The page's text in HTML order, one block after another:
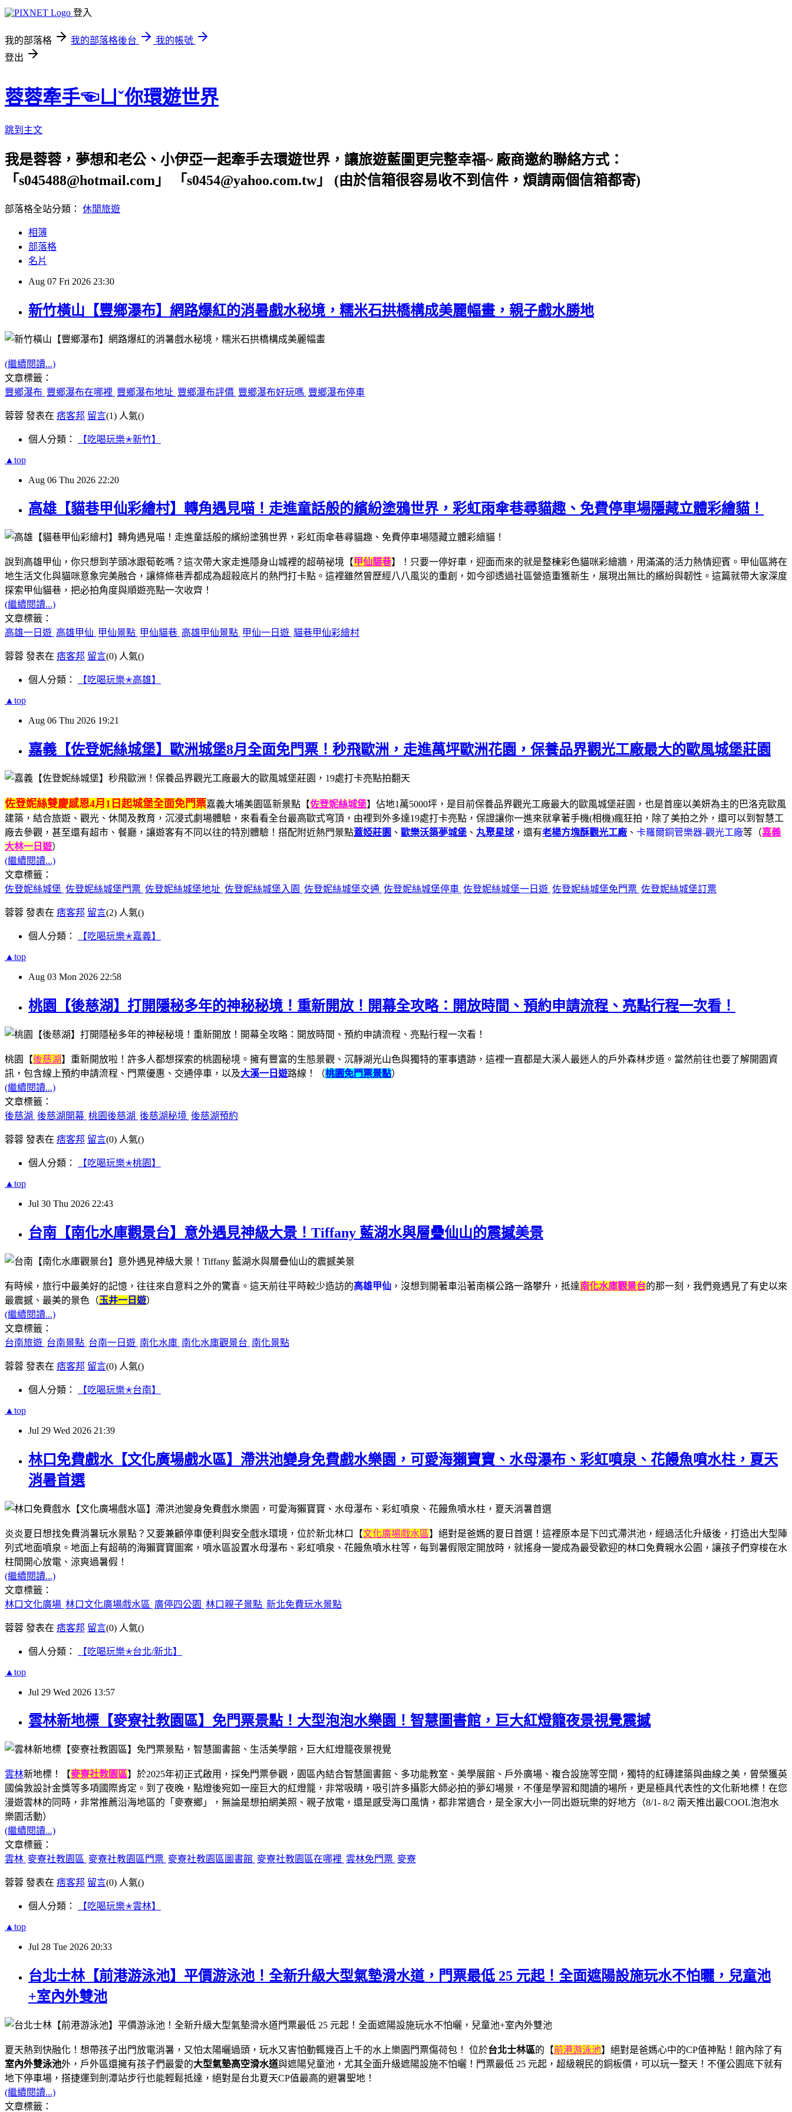
登入
我的部落格 我的部落格後台
我的帳號
登出
蓉蓉牽手☜ㄩˇ你環遊世界
跳到主文
我是蓉蓉，夢想和老公、小伊亞一起牽手去環遊世界，讓旅遊藍圖更完整幸福~ 廠商邀約聯絡方式：
「s045488@hotmail.com」 「s0454@yahoo.com.tw」 (由於信箱很容易收不到信件，煩請兩個信箱都寄)
部落格全站分類： 休閒旅遊
相簿
部落格
名片
Aug 07 Fri 2026 23:30
新竹橫山【豐鄉瀑布】網路爆紅的消暑戲水秘境，糯米石拱橋構成美麗幅畫，親子戲水勝地
(繼續閱讀...)
文章標籤：
豐鄉瀑布 豐鄉瀑布在哪裡 豐鄉瀑布地址 豐鄉瀑布評價 豐鄉瀑布好玩嗎 豐鄉瀑布停車
蓉蓉 發表在 痞客邦 留言(1) 人氣()
個人分類： 【吃喝玩樂✭新竹】
▲top
Aug 06 Thu 2026 22:20
高雄【貓巷甲仙彩繪村】轉角遇見喵！走進童話般的繽紛塗鴉世界，彩虹雨傘巷尋貓趣、免費停車場隱藏立體彩繪貓！
說到高雄甲仙，你只想到芋頭冰跟筍乾嗎？這次帶大家走進隱身山城裡的超萌祕境【甲仙貓巷】！只要一停好車，迎面而來的就是整棟彩色貓咪彩繪牆，用滿滿的活力熱情迎賓。甲仙區將在
地生活文化與貓咪意象完美融合，讓條條巷弄都成為超殺底片的熱門打卡點。這裡雖然曾歷經八八風災的重創，如今卻透過社區營造重獲新生，展現出無比的繽紛與韌性。這篇就帶大家深度
探索甲仙貓巷，把必拍角度與順遊亮點一次收齊！
(繼續閱讀...)
文章標籤：
高雄一日遊 高雄甲仙 甲仙景點 甲仙貓巷 高雄甲仙景點 甲仙一日遊 貓巷甲仙彩繪村
蓉蓉 發表在 痞客邦 留言(0) 人氣()
個人分類： 【吃喝玩樂✭高雄】
▲top
Aug 06 Thu 2026 19:21
嘉義【佐登妮絲城堡】歐洲城堡8月全面免門票！秒飛歐洲，走進萬坪歐洲花園，保養品界觀光工廠最大的歐風城堡莊園
佐登妮絲雙慶感恩4月1日起城堡全面免門票嘉義大埔美園區新景點【佐登妮絲城堡】佔地1萬5000坪，是目前保養品界觀光工廠最大的歐風城堡莊園，也是首座以美妍為主的巴洛克歐風
建築，結合旅遊、觀光、休閒及教育，沉浸式劇場體驗，來看看全台最高歐式穹頂，由裡到外多達19處打卡亮點，保證讓你一進來就拿著手機(相機)瘋狂拍，除了美拍之外，還可以到智慧工
廠去參觀，甚至還有超市、餐廳，讓遊客有不同以往的特別體驗！搭配附近熱門景點蓋婭莊園 、 歐樂沃築夢城堡 、 丸聚星球 ，還有老楊方塊酥觀光工廠 、 卡羅爾銅管樂器-觀光工廠等（嘉義
大林一日遊）
(繼續閱讀...)
文章標籤：
佐登妮絲城堡 佐登妮絲城堡門票 佐登妮絲城堡地址 佐登妮絲城堡入園 佐登妮絲城堡交通 佐登妮絲城堡停車 佐登妮絲城堡一日遊 佐登妮絲城堡免門票 佐登妮絲城堡訂票
蓉蓉 發表在 痞客邦 留言(2) 人氣()
個人分類： 【吃喝玩樂✭嘉義】
▲top
Aug 03 Mon 2026 22:58
桃園【後慈湖】打開隱秘多年的神秘秘境！重新開放！開幕全攻略：開放時間、預約申請流程、亮點行程一次看！
桃園【後慈湖】重新開放啦！許多人都想探索的桃園秘境。擁有豐富的生態景觀、沉靜湖光山色與獨特的軍事遺跡，這裡一直都是大溪人最迷人的戶外森林步道。當然前往也要了解開園資
訊，包含線上預約申請流程、門票優惠、交通停車，以及大溪一日遊路線！（桃園免門票景點）
(繼續閱讀...)
文章標籤：
後慈湖 後慈湖開幕 桃園後慈湖 後慈湖秘境 後慈湖預約
蓉蓉 發表在 痞客邦 留言(0) 人氣()
個人分類： 【吃喝玩樂✭桃園】
▲top
Jul 30 Thu 2026 22:43
台南【南化水庫觀景台】意外遇見神級大景！Tiffany 藍湖水與層疊仙山的震撼美景
有時候，旅行中最美好的記憶，往往來自意料之外的驚喜。這天前往平時較少造訪的高雄甲仙 ，沒想到開著車沿著南橫公路一路攀升，抵達南化水庫觀景台的那一刻，我們竟遇見了有史以來
最震撼、最美的景色（玉井一日遊）
(繼續閱讀...)
文章標籤：
台南旅遊 台南景點 台南一日遊 南化水庫 南化水庫觀景台 南化景點
蓉蓉 發表在 痞客邦 留言(0) 人氣()
個人分類： 【吃喝玩樂✭台南】
▲top
Jul 29 Wed 2026 21:39
林口免費戲水【文化廣場戲水區】滯洪池變身免費戲水樂園，可愛海獺寶寶、水母瀑布、彩虹噴泉、花饅魚噴水柱，夏天
消暑首選
炎炎夏日想找免費消暑玩水景點？又要兼顧停車便利與安全戲水環境，位於新北林口【文化廣場戲水區】絕對是爸媽的夏日首選！這裡原本是下凹式滯洪池，經過活化升級後，打造出大型陣
列式地面噴泉。地面上有超萌的海獺寶寶圖案，噴水區設置水母瀑布、彩虹噴泉、花饅魚噴水柱等，每到暑假限定開放時，就搖身一變成為最受歡迎的林口免費親水公園，讓孩子們穿梭在水
柱間開心放電、涼爽過暑假！
(繼續閱讀...)
文章標籤：
林口文化廣場 林口文化廣場戲水區 廣停四公園 林口親子景點 新北免費玩水景點
蓉蓉 發表在 痞客邦 留言(0) 人氣()
個人分類： 【吃喝玩樂✭台北/新北】
▲top
Jul 29 Wed 2026 13:57
雲林新地標【麥寮社教園區】免門票景點！大型泡泡水樂園！智慧圖書館，巨大紅燈籠夜景視覺震撼
雲林新地標！【麥寮社教園區】於2025年初正式啟用，採免門票參觀，園區內結合智慧圖書館、多功能教室、美學展館、戶外廣場、複合設施等空間，獨特的紅磚建築與曲線之美，曾榮獲英
國倫敦設計金獎等多項國際肯定。到了夜晚，點燈後宛如一座巨大的紅燈籠，非常吸睛，吸引許多攝影大師必拍的夢幻場景，不僅是學習和閱讀的場所，更是極具代表性的文化新地標！在您
漫遊雲林的同時，非常推薦沿海地區的「麥寮鄉」，無論是想拍網美照、親子放電，還是感受海口風情，都非常適合，是全家大小一同出遊玩樂的好地方（8/1- 8/2 兩天推出最COOL泡泡水
樂園活動）
(繼續閱讀...)
文章標籤：
雲林 麥寮社教園區 麥寮社教園區門票 麥寮社教園區圖書館 麥寮社教園區在哪裡 雲林免門票 麥寮
蓉蓉 發表在 痞客邦 留言(0) 人氣()
個人分類： 【吃喝玩樂✭雲林】
▲top
Jul 28 Tue 2026 20:33
台北士林【前港游泳池】平價游泳池！全新升級大型氣墊滑水道，門票最低 25 元起！全面遮陽設施玩水不怕曬，兒童池
+室內外雙池
夏天熱到快融化！想帶孩子出門放電消暑，又怕太陽曬過頭，玩水又害怕動輒幾百上千的水上樂園門票傷荷包！ 位於台北士林區的【前港游泳池】絕對是爸媽心中的CP值神點！館內除了有
室內外雙泳池外，戶外區還擁有孩子們最愛的大型氣墊高空滑水道與遮陽兒童池，尤其全面升級遮陽設施不怕曬！門票最低 25 元起，超級親民的銅板價，可以玩一整天！不僅公園底下就有
地下停車場，搭捷運到劍潭站步行也能輕鬆抵達，絕對是台北夏天CP值最高的避暑聖地！
(繼續閱讀...)
文章標籤：